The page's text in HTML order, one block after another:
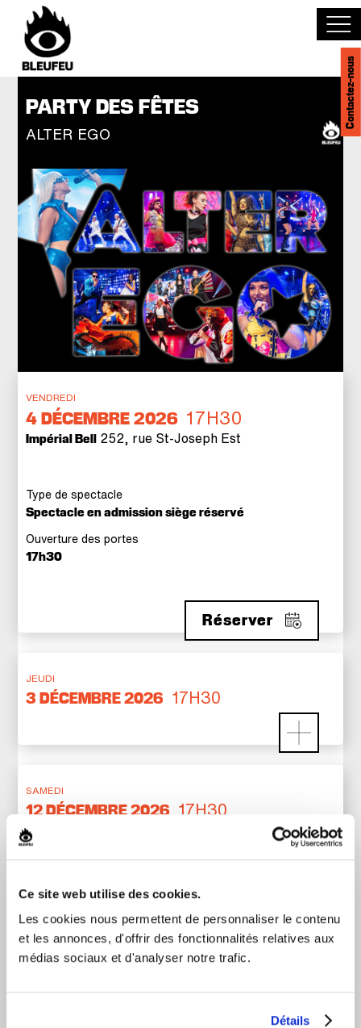
Ce site web utilise des cookies.
Les cookies nous permettent de personnaliser le contenu
et les annonces, d'offrir des fonctionnalités relatives aux
médias sociaux et d'analyser notre trafic.
Détails
Découvrir BLEUFEU
Joindre l'équipe
Devenir partenaire
Événements
Salles
English
Contactez-nous
PARTY DES FÊTES
ALTER EGO
VENDREDI
4DÉCEMBRE 2026 17H30
Impérial Bell 252, rue St-Joseph Est
Type de spectacle
Spectacle en admission siège réservé
Ouverture des portes
17h30
Réserver
JEUDI
3 DÉCEMBRE 2026 17H30
SAMEDI
12 DÉCEMBRE 2026 17H30
Genre
CHANSON
Provenance
CANADA
Alter Ego est une revue musicale des années 70,
les plus grand succès du répertoire pop, rock et